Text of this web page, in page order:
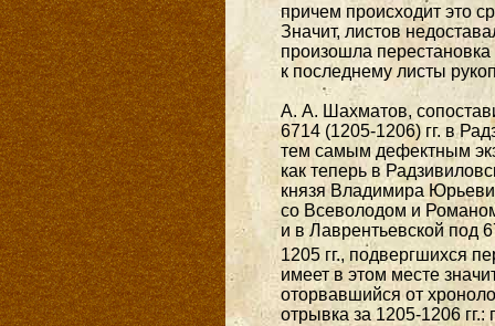
причем происходит это
Значит, листов
произошла перестановка
к последнему листы
А. А. Шахматов,
6714 (1205-1206) гг. в
тем самым дефектным
как теперь в
князя Владимира
со Всеволодом и
и в Лаврентьевской под
1205 гг., подвергшихся
имеет в этом месте
оторвавшийся от
отрывка за 1205-1206 гг.: